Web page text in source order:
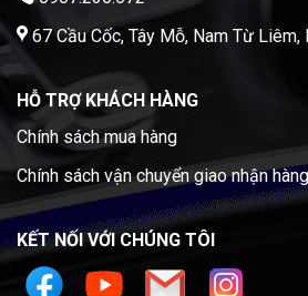
67 Cầu Cốc, Tây Mỗ, Nam Từ Liêm,
HỖ TRỢ KHÁCH HÀNG
Chính sách mua hàng
Chính sách vận chuyển giao nhận hàng
KẾT NỐI VỚI CHÚNG TÔI